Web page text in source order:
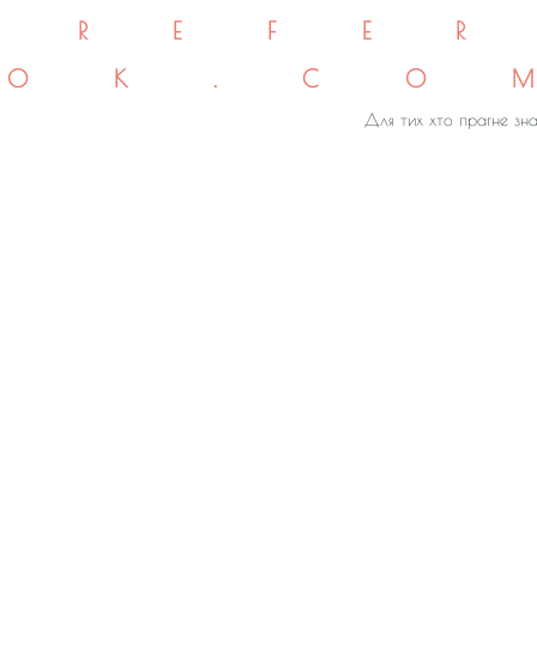
Для тих хто прагне